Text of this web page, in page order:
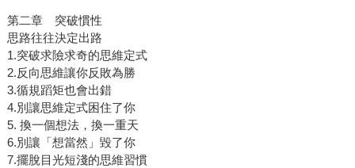
第二章 突破慣性
思路往往決定出路
1.突破求險求奇的思維定式
2.反向思維讓你反敗為勝
3.循規蹈矩也會出錯
4.別讓思維定式困住了你
5. 換一個想法，換一重天
6.別讓「想當然」毀了你
7.擺脫目光短淺的思維習慣